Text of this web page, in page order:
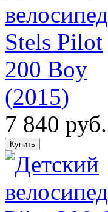
велосипед
Stels Pilot
200 Boy
(2015)
7 840 руб.